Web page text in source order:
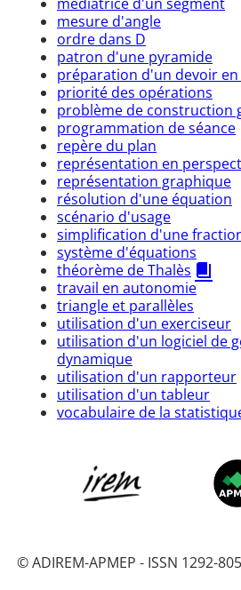
mesure d'angle
ordre dans D
patron d'une pyramide
préparation d'un devoir en
priorité des opérations
problème de construction
programmation de séance
repère du plan
représentation en
représentation graphique
résolution d'une équation
scénario d'usage
simplification d'une
système d'équations
théorème de Thalès
travail en autonomie
triangle et parallèles
utilisation d'un exerciseur
utilisation d'un logiciel de
dynamique
utilisation d'un rapporteur
utilisation d'un tableur
vocabulaire de la
© ADIREM-APMEP - ISSN 1292-